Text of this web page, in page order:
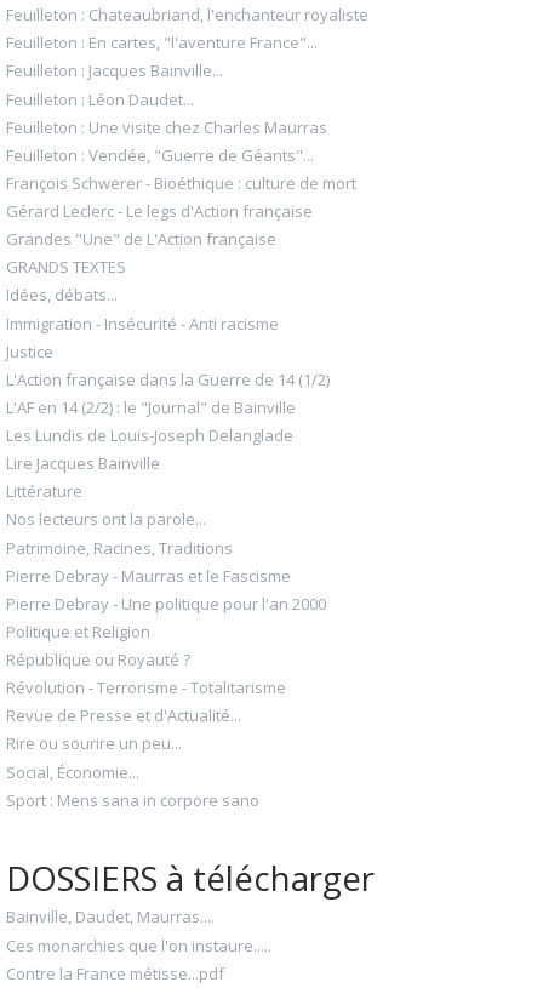
Feuilleton : Chateaubriand, l'enchanteur royaliste
Feuilleton : En cartes, "l'aventure France"...
Feuilleton : Jacques Bainville...
Feuilleton : Léon Daudet...
Feuilleton : Une visite chez Charles Maurras
Feuilleton : Vendée, "Guerre de Géants"...
François Schwerer - Bioéthique : culture de mort
Gérard Leclerc - Le legs d'Action française
Grandes "Une" de L'Action française
GRANDS TEXTES
Idées, débats...
Immigration - Insécurité - Anti racisme
Justice
L'Action française dans la Guerre de 14 (1/2)
L'AF en 14 (2/2) : le "Journal" de Bainville
Les Lundis de Louis-Joseph Delanglade
Lire Jacques Bainville
Littérature
Nos lecteurs ont la parole...
Patrimoine, Racines, Traditions
Pierre Debray - Maurras et le Fascisme
Pierre Debray - Une politique pour l'an 2000
Politique et Religion
République ou Royauté ?
Révolution - Terrorisme - Totalitarisme
Revue de Presse et d'Actualité...
Rire ou sourire un peu...
Social, Économie...
Sport : Mens sana in corpore sano
DOSSIERS à télécharger
Bainville, Daudet, Maurras....
Ces monarchies que l'on instaure.....
Contre la France métisse...pdf